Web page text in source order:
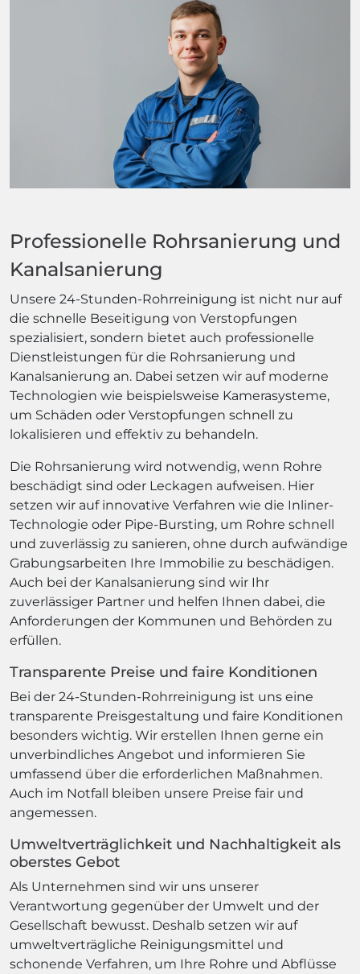
Professionelle Rohrsanierung und
Kanalsanierung
Unsere 24-Stunden-Rohrreinigung ist nicht nur auf
die schnelle Beseitigung von Verstopfungen
spezialisiert, sondern bietet auch professionelle
Dienstleistungen für die Rohrsanierung und
Kanalsanierung an. Dabei setzen wir auf moderne
Technologien wie beispielsweise Kamerasysteme,
um Schäden oder Verstopfungen schnell zu
lokalisieren und effektiv zu behandeln.
Die Rohrsanierung wird notwendig, wenn Rohre
beschädigt sind oder Leckagen aufweisen. Hier
setzen wir auf innovative Verfahren wie die Inliner-
Technologie oder Pipe-Bursting, um Rohre schnell
und zuverlässig zu sanieren, ohne durch aufwändige
Grabungsarbeiten Ihre Immobilie zu beschädigen.
Auch bei der Kanalsanierung sind wir Ihr
zuverlässiger Partner und helfen Ihnen dabei, die
Anforderungen der Kommunen und Behörden zu
erfüllen.
Transparente Preise und faire Konditionen
Bei der 24-Stunden-Rohrreinigung ist uns eine
transparente Preisgestaltung und faire Konditionen
besonders wichtig. Wir erstellen Ihnen gerne ein
unverbindliches Angebot und informieren Sie
umfassend über die erforderlichen Maßnahmen.
Auch im Notfall bleiben unsere Preise fair und
angemessen.
Umweltverträglichkeit und Nachhaltigkeit als
oberstes Gebot
Als Unternehmen sind wir uns unserer
Verantwortung gegenüber der Umwelt und der
Gesellschaft bewusst. Deshalb setzen wir auf
umweltverträgliche Reinigungsmittel und
schonende Verfahren, um Ihre Rohre und Abflüsse